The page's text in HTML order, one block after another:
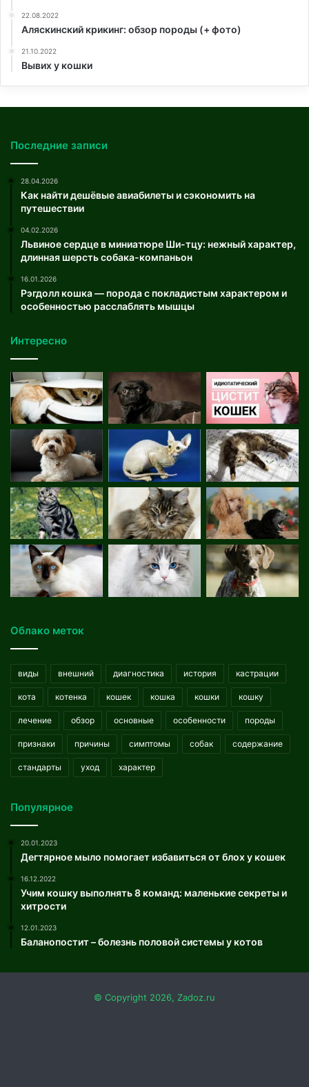
22.08.2022
Аляскинский крикинг: обзор породы (+ фото)
21.10.2022
Вывих у кошки
Последние записи
28.04.2026
Как найти дешёвые авиабилеты и сэкономить на
путешествии
04.02.2026
Львиное сердце в миниатюре Ши-тцу: нежный характер,
длинная шерсть собака-компаньон
16.01.2026
Рэгдолл кошка — порода с покладистым характером и
особенностью расслаблять мышцы
Интересно
Облако меток
виды внешний диагностика история кастрации
кота котенка кошек кошка кошки кошку
лечение обзор основные особенности породы
признаки причины симптомы собак содержание
стандарты уход характер
Популярное
20.01.2023
Дегтярное мыло помогает избавиться от блох у кошек
16.12.2022
Учим кошку выполнять 8 команд: маленькие секреты и
хитрости
12.01.2023
Баланопостит – болезнь половой системы у котов
© Copyright 2026, Zadoz.ru